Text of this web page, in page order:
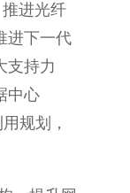
进光纤
进下一代
支持力
中心
规划，